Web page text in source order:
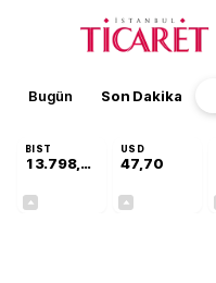
Bugün Son Dakika
BIST
13.798,82
USD
47,70